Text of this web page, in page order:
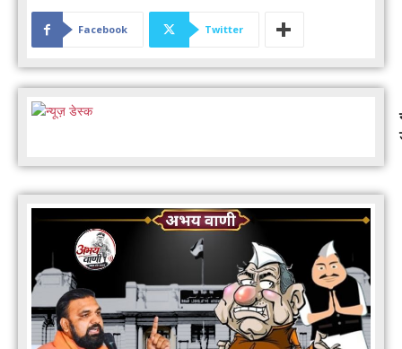
Facebook Twitter